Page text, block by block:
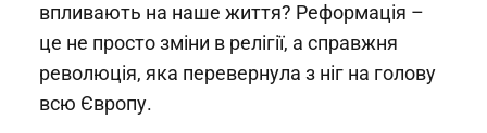
впливають на наше життя? Реформація –
це не просто зміни в релігії, а справжня
революція, яка перевернула з ніг на голову
всю Європу.